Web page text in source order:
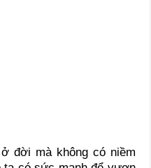
đời mà không có niềm